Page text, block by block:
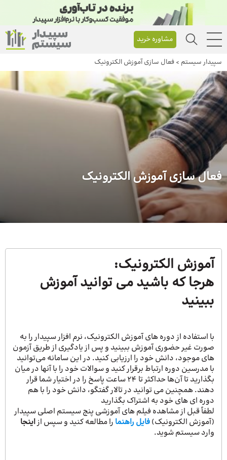
مشاوره خرید
سپیدار سیستم > فعال سازی آموزش الکترونیک
فعال سازی آموزش الکترونیک
آموزش الکترونیک‌:
هرجا که باشید می توانید آموزش
ببینید
با استفاده از دوره های آموزش الکترونیک، نرم افزار سپیدار را به
صورت غیر حضوری آموزش ببینید و پس از یادگیری از طریق آزمون­‌
های موجود، دانش خود را ارزیابی کنید. در این سامانه می­‌توانید
با مدرسین دوره ارتباط برقرار کنید و سوالات خود را با آنها در میان
بگذارید تا آن‌ها حداکثر تا ۲۴ ساعت پاسخ را در اختیار شما قرار
دهند. همچنین می توانید در تالار گفتگو، دانش خود را با هم
دوره ای های خود به اشتراک بگذارید
لطفاً قبل از مشاهده فیلم های آموزشی پنج سیستم اصلی سپیدار
(آموزش الکترونیک)فایل راهنما را مطالعه کنید و سپس ازاینجا
وارد سیستم شوید.